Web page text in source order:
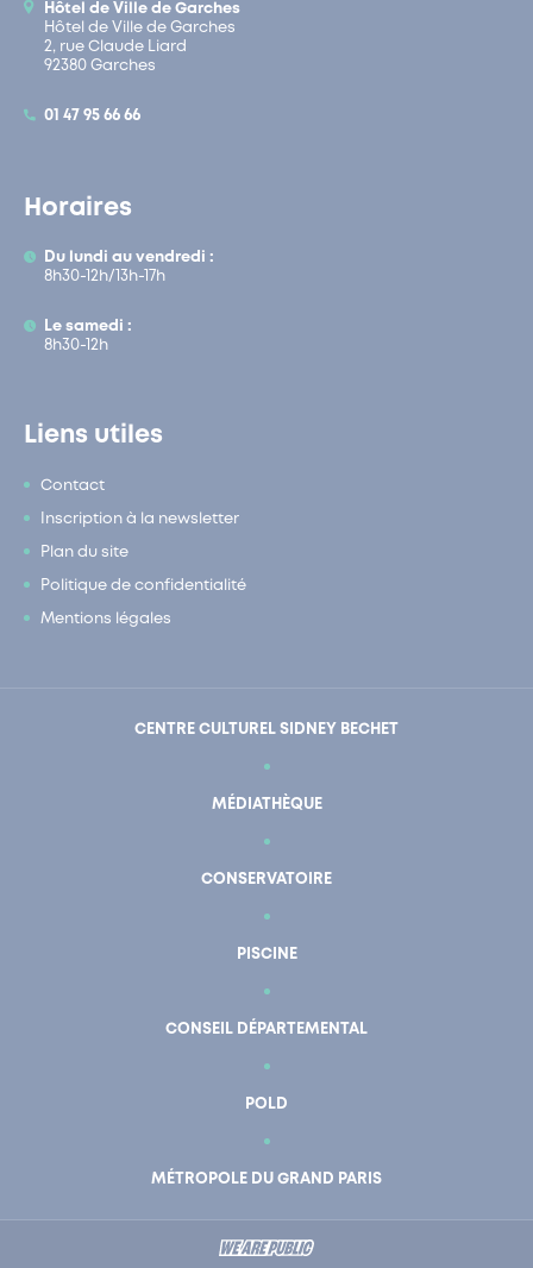
Hôtel de Ville de Garches
Hôtel de Ville de Garches
2, rue Claude Liard
92380 Garches
01 47 95 66 66
Horaires
Du lundi au vendredi :
8h30-12h/13h-17h
Le samedi :
8h30-12h
Liens utiles
Contact
Inscription à la newsletter
Plan du site
Politique de confidentialité
Mentions légales
CENTRE CULTUREL SIDNEY BECHET
MÉDIATHÈQUE
CONSERVATOIRE
PISCINE
CONSEIL DÉPARTEMENTAL
POLD
MÉTROPOLE DU GRAND PARIS
En un clic Mon compte